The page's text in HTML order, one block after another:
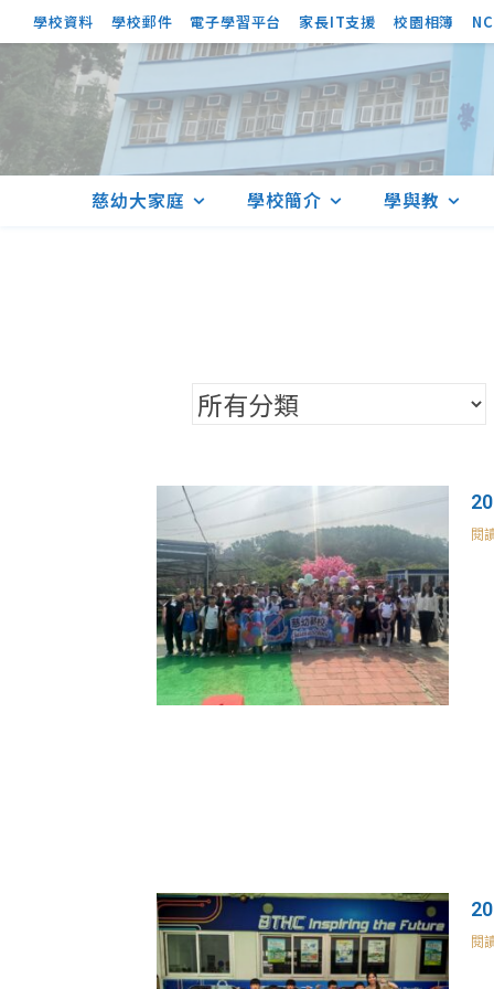
學校資料 學校郵件 電子學習平台 家長IT支援 校園相簿
慈幼大家庭 學校簡介 學與教
閱
閱